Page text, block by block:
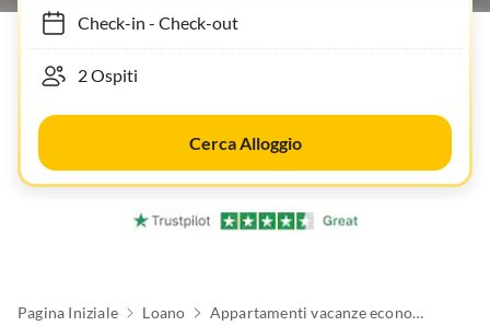
Check-in- Check-out
Cerca Alloggio
Pagina Iniziale Loano Appartamenti vacanze economici